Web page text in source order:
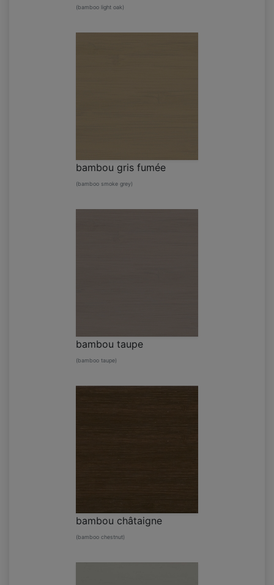
(bamboo light oak)
bambou gris fumée
(bamboo smoke grey)
bambou taupe
(bamboo taupe)
bambou châtaigne
(bamboo chestnut)